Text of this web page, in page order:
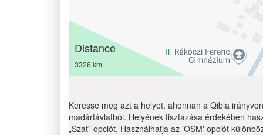
Distance
3326 km
Keresse meg azt a helyet, ahonnan a Qibla
madártávlatból. Helyének tisztázása érdekében
„Szat” opciót. Használhatja az 'OSM' opciót